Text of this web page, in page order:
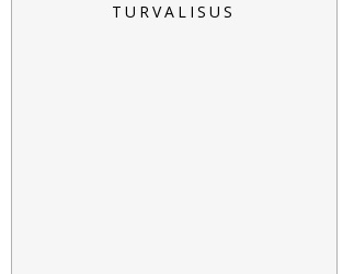
TURVALISUS